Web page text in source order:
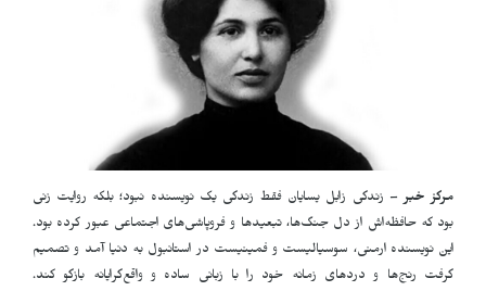
مرکز خبر – زندگی زابل یسایان فقط زندگی یک نویسنده نبود؛ بلکه روایت زنی
بود که حافظه‌اش از دل جنگ‌ها، تبعیدها و فروپاشی‌های اجتماعی عبور کرده بود.
این نویسنده ارمنی، سوسیالیست و فمینیست در استانبول به دنیا آمد و تصمیم
گرفت رنج‌ها و دردهای زمانه خود را با زبانی ساده و واقع‌گرایانه بازگو کند.